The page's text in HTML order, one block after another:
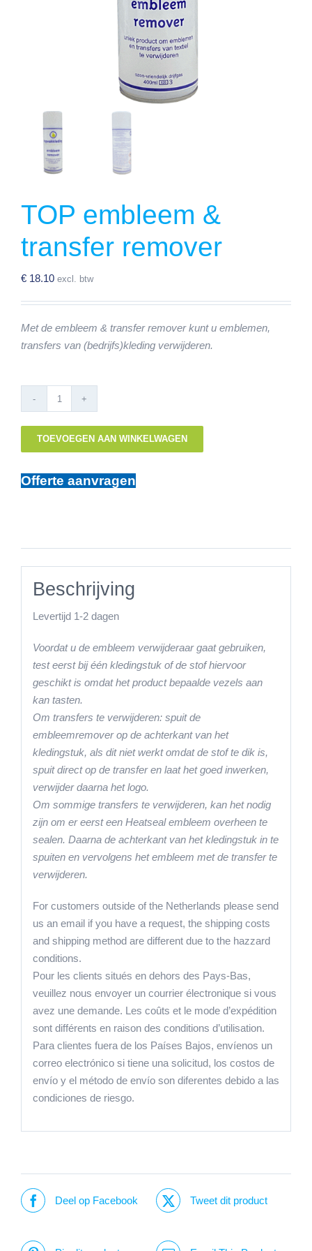
TOP embleem &
transfer remover
€ 18.10 excl. btw
Met de embleem & transfer remover kunt u emblemen,
transfers van (bedrijfs)kleding verwijderen.
embleem
&
remover
TOEVOEGEN AAN WINKELWAGEN
Offerte aanvragen
Beschrijving
Levertijd 1-2 dagen
Voordat u de embleem verwijderaar gaat gebruiken,
test eerst bij één kledingstuk of de stof hiervoor
geschikt is omdat het product bepaalde vezels aan
kan tasten.
Om transfers te verwijderen: spuit de
embleemremover op de achterkant van het
kledingstuk, als dit niet werkt omdat de stof te dik is,
spuit direct op de transfer en laat het goed inwerken,
verwijder daarna het logo.
Om sommige transfers te verwijderen, kan het nodig
zijn om er eerst een Heatseal embleem overheen te
sealen. Daarna de achterkant van het kledingstuk in te
spuiten en vervolgens het embleem met de transfer te
verwijderen.
For customers outside of the Netherlands please send
us an email if you have a request, the shipping costs
and shipping method are different due to the hazzard
conditions.
Pour les clients situés en dehors des Pays-Bas,
veuillez nous envoyer un courrier électronique si vous
avez une demande. Les coûts et le mode d’expédition
sont différents en raison des conditions d’utilisation.
Para clientes fuera de los Países Bajos, envíenos un
correo electrónico si tiene una solicitud, los costos de
envío y el método de envío son diferentes debido a las
condiciones de riesgo.
Deel op Facebook Tweet dit product